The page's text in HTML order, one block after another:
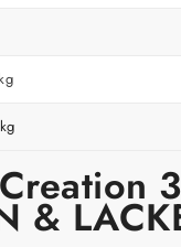
&